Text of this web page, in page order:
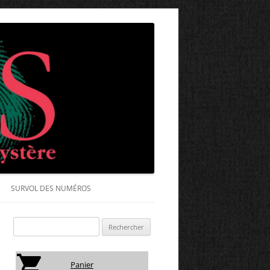
SURVOL DES NUMÉROS
Panier